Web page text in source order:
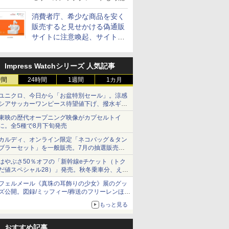
消費者庁、希少な商品を安く
販売すると見せかける偽通販
サイトに注意喚起、サイト名
Impress Watchシリーズ 人気記事
24時間 1週間 1カ月
ニクロ、今日から「お盆特別セール」。涼感
アサッカーワンピース待望値下げ、撥水ギア
ョーツは1990円に
映の歴代オープニング映像がカプセルトイ
。全5種で8月下旬発売
ルディ、オンライン限定「ネコバッグ＆タン
ラーセット」を一般販売。7月の抽選販売の
選無効分
やぶさ50％オフの「新幹線eチケット（トク
値スペシャル28）」発売。秋冬乗車分、えき
っと限定
ェルメール《真珠の耳飾りの少女》展のグッ
公開。図録/ミッフィー/葬送のフリーレンほ
もっと見る